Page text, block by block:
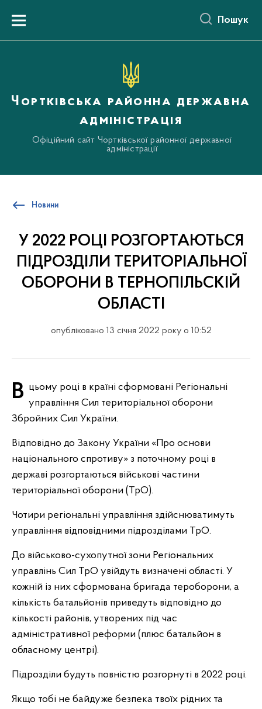
вмістуMenu Пошук
Чортківська районна державна
адміністрація
Офіційний сайт Чортківської районної державної
адміністрації
Новини
У 2022 РОЦІ РОЗГОРТАЮТЬСЯ
ПІДРОЗДІЛИ ТЕРИТОРІАЛЬНОЇ
ОБОРОНИ В ТЕРНОПІЛЬСКІЙ
ОБЛАСТІ
опубліковано 13 січня 2022 року о 10:52
В цьому році в країні сформовані Регіональні управління Сил територіальної оборони
Збройних Сил України.
Відповідно до Закону України «Про основи
національного спротиву» з поточному році в
державі розгортаються військові частини
територіальної оборони (ТрО).
Чотири регіональні управління здійснюватимуть
управління відповідними підрозділами ТрО.
До військово-сухопутної зони Регіональних
управлінь Сил ТрО увійдуть визначені області. У
кожній із них сформована бригада тероборони, а
кількість батальйонів приведуть відповідно до
кількості районів, утворених під час
адміністративної реформи (плюс батальйон в
обласному центрі).
Підрозділи будуть повністю розгорнуті в 2022 році.
Якщо тобі не байдуже безпека твоїх рідних та